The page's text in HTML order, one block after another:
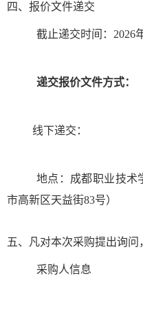
四、 报价文件递交
截止递交时间： 2026
递交报价文件方式：
线下递交：
地点：成都职业技术
市高新区天益街83号）
五、 凡对本次采购提出询问
采购人信息